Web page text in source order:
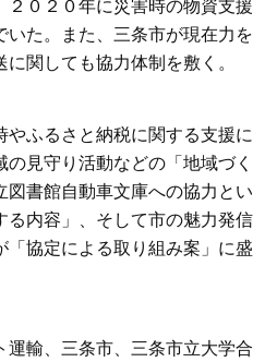
２０２０年に災害時の物資支援
いた。また、三条市が現在力を
関しても協力体制を敷く。
ふるさと納税に関する支援に
見守り活動などの「地域づく
図書館自動車文庫への協力とい
る内容」、そして市の魅力発信
「協定による取り組み案」に盛
運輸、三条市、三条市立大学合